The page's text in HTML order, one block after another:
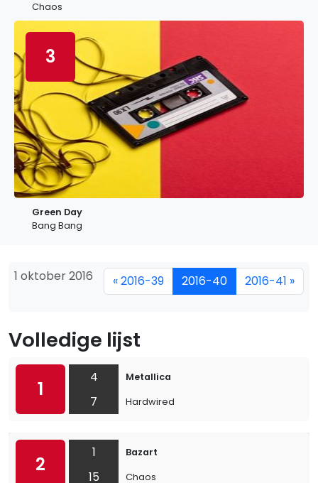
Chaos
3
Green Day
Bang Bang
1 oktober 2016 « 2016-39 2016-40 2016-41 »
Volledige lijst
1
4
7
Metallica
Hardwired
2
1
15
Bazart
Chaos